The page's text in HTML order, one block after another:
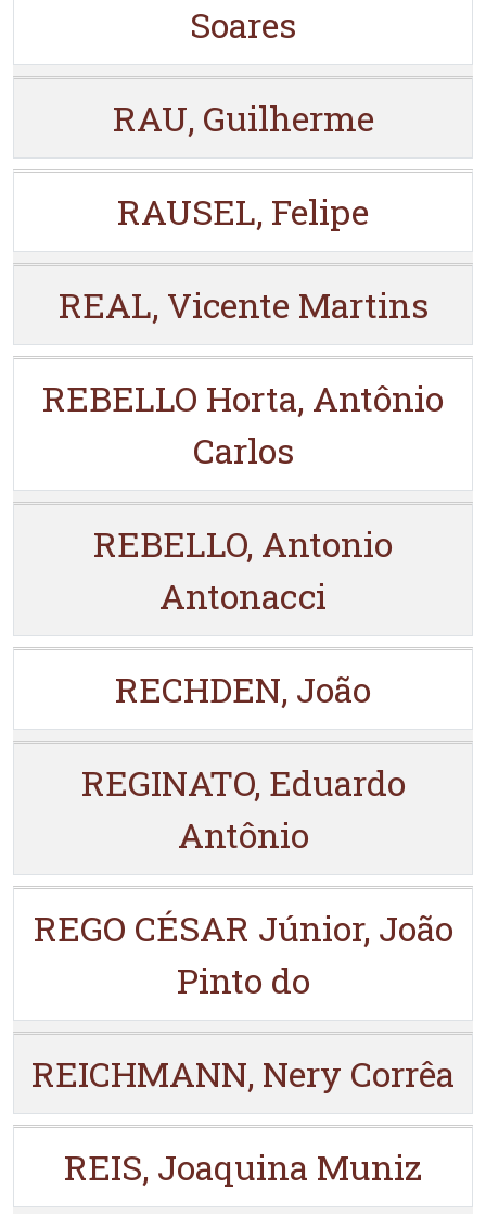
Soares
RAU, Guilherme
RAUSEL, Felipe
REAL, Vicente Martins
REBELLO Horta, Antônio
Carlos
REBELLO, Antonio
Antonacci
RECHDEN, João
REGINATO, Eduardo
Antônio
REGO CÉSAR Júnior, João
Pinto do
REICHMANN, Nery Corrêa
REIS, Joaquina Muniz